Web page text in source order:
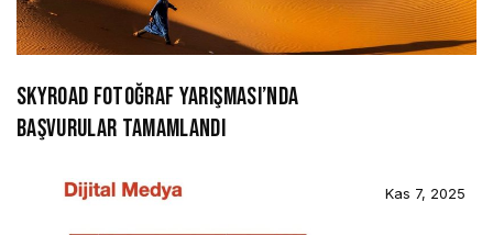
SKYROAD FOTOĞRAF YARIŞMASI’NDA
BAŞVURULAR TAMAMLANDI
Kas 7, 2025